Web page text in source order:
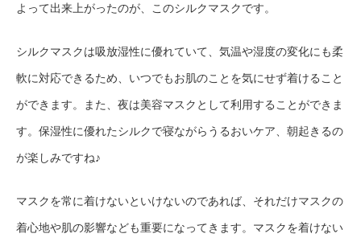
よって出来上がったのが、このシルクマスクです。
シルクマスクは吸放湿性に優れていて、気温や湿度の変化にも柔
軟に対応できるため、いつでもお肌のことを気にせず着けること
ができます。また、夜は美容マスクとして利用することができま
す。保湿性に優れたシルクで寝ながらうるおいケア、朝起きるの
が楽しみですね♪
マスクを常に着けないといけないのであれば、それだけマスクの
着心地や肌の影響なども重要になってきます。マスクを着けない